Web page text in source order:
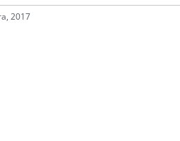
2017